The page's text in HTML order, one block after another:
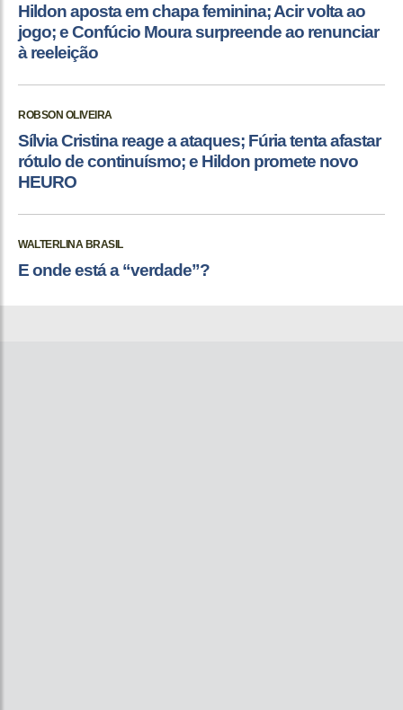
Hildon aposta em chapa feminina; Acir volta ao
jogo; e Confúcio Moura surpreende ao renunciar
à reeleição
ROBSON OLIVEIRA
Sílvia Cristina reage a ataques; Fúria tenta afastar
rótulo de continuísmo; e Hildon promete novo
HEURO
WALTERLINA BRASIL
E onde está a “verdade”?